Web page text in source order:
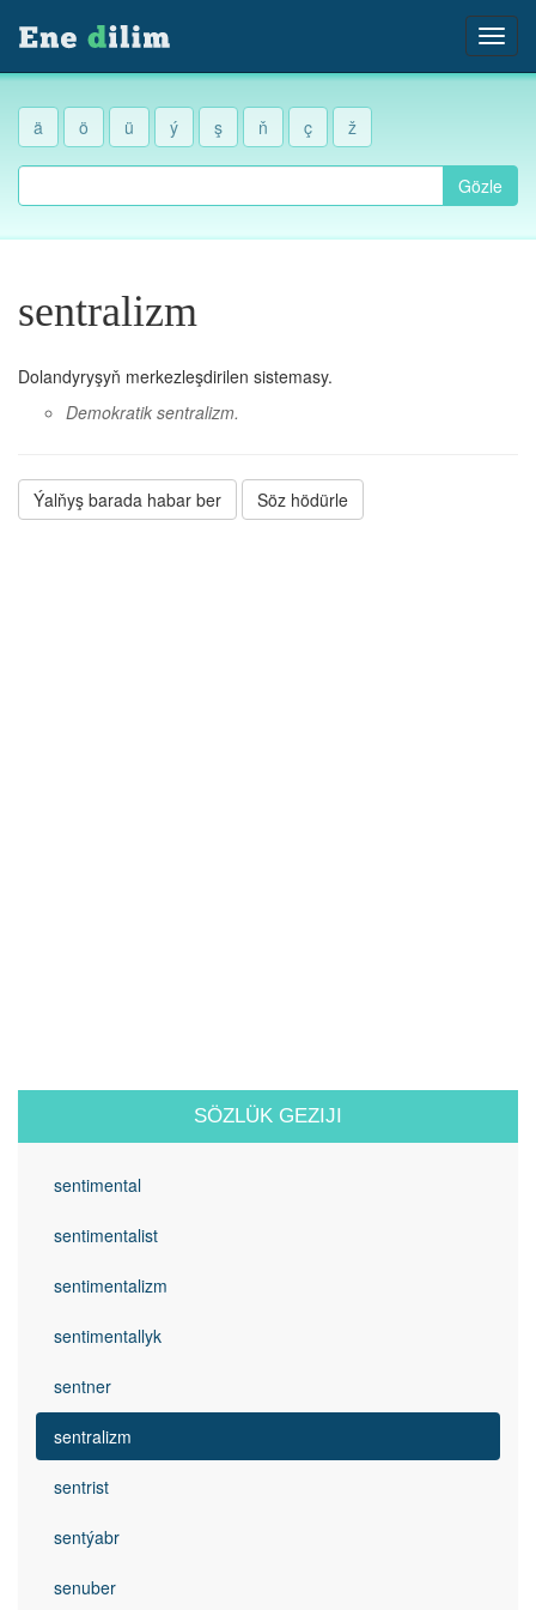
ä ö ü ý ş ň ç ž
Gözle
sentralizm
Dolandyryşyň merkezleşdirilen sistemasy.
Demokratik sentralizm.
Ýalňyş barada habar ber Söz hödürle
SÖZLÜK GEZIJI
sentimental
sentimentalist
sentimentalizm
sentimentallyk
sentner
sentralizm
sentrist
sentýabr
senuber